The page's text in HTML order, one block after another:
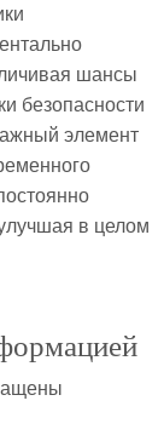
шансы
безопасности
элемент
в целом